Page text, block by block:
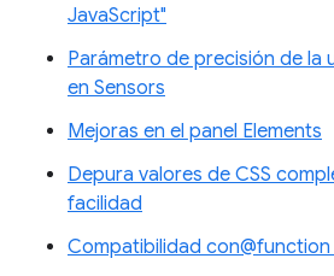
JavaScript"
Parámetro de precisión de la
en Sensors
Mejoras en el panel Elements
Depura valores de CSS
facilidad
Compatibilidad con@function